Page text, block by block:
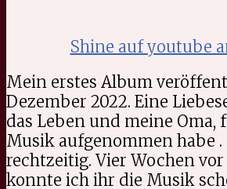
Shine auf youtube
Mein erstes Album
Dezember 2022. Eine
das Leben und meine Oma,
Musik aufgenommen habe .
rechtzeitig. Vier Wochen
konnte ich ihr die Musik